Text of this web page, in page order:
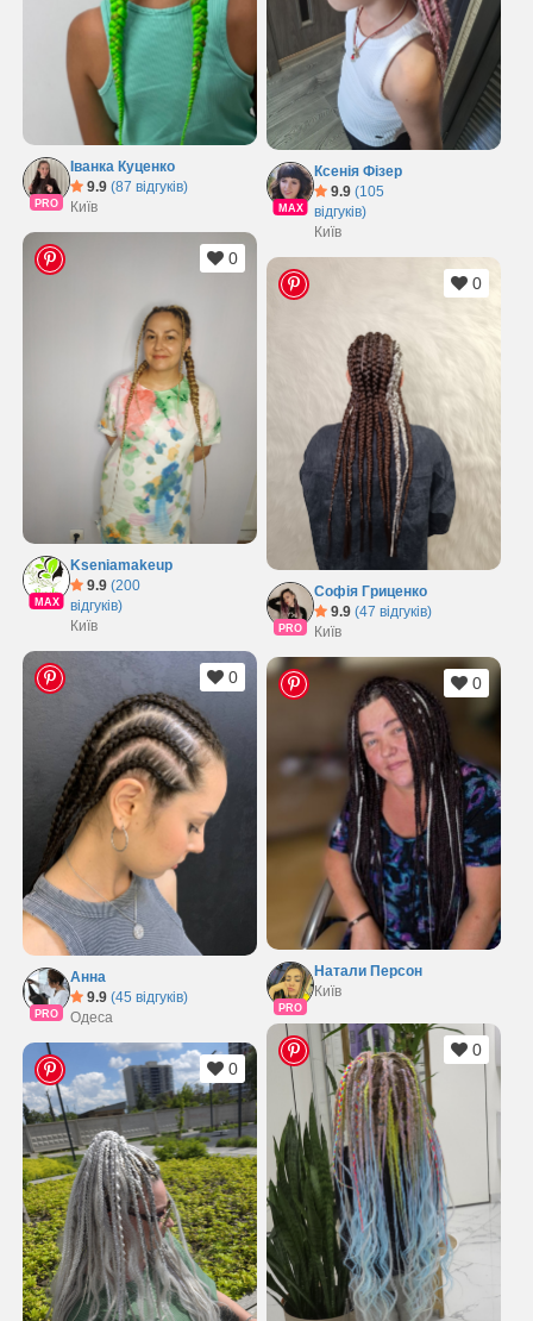
PRO
Іванка Куценко
9.9 (87 відгуків)
Київ
MAX
Ксенія Фізер
9.9 (105
відгуків)
Київ
MAX
Kseniamakeup
9.9 (200
відгуків)
Київ
0
PRO
Софія Гриценко
9.9 (47 відгуків)
Київ
0
PRO
Анна
9.9 (45 відгуків)
Одеса
0
PRO
Натали Персон
Київ
0
0
0